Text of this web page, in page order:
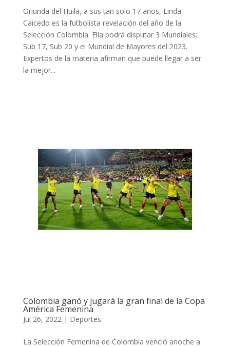
Oriunda del Huila, a sus tan solo 17 años, Linda
Caicedo es la futbolista revelación del año de la
Selección Colombia. Ella podrá disputar 3 Mundiales:
Sub 17, Sub 20 y el Mundial de Mayores del 2023.
Expertos de la materia afirman que puede llegar a ser
la mejor...
Colombia ganó y jugará la gran final de la Copa
América Femenina
Jul 26, 2022 | Deportes
La Selección Femenina de Colombia venció anoche a